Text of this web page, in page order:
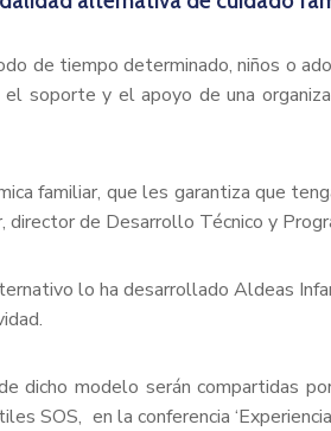
de tiempo determinado, niños o
soporte y el apoyo de una
familiar, que les garantiza que
director de Desarrollo Técnico y
lo ha desarrollado Aldeas
dicho modelo serán compartidas
SOS, en la conferencia